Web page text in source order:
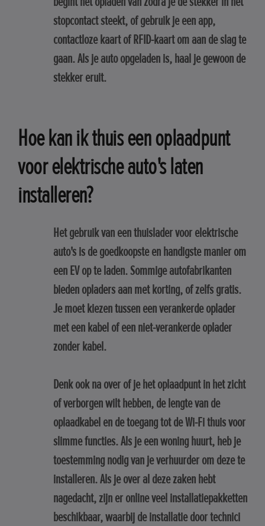
stopcontact steekt, of gebruik je een app,
contactloze kaart of RFID-kaart om aan de slag te
gaan. Als je auto opgeladen is, haal je gewoon de
stekker eruit.
Hoe kan ik thuis een oplaadpunt
voor elektrische auto's laten
installeren?
Het gebruik van een thuislader voor elektrische
auto's is de goedkoopste en handigste manier om
een EV op te laden. Sommige autofabrikanten
bieden opladers aan met korting, of zelfs gratis.
Je moet kiezen tussen een verankerde oplader
met een kabel of een niet-verankerde oplader
zonder kabel.
Denk ook na over of je het oplaadpunt in het zicht
of verborgen wilt hebben, de lengte van de
oplaadkabel en de toegang tot de Wi-Fi thuis voor
slimme functies. Als je een woning huurt, heb je
toestemming nodig van je verhuurder om deze te
installeren. Als je over al deze zaken hebt
nagedacht, zijn er online veel installatiepakketten
beschikbaar, waarbij de installatie door technici